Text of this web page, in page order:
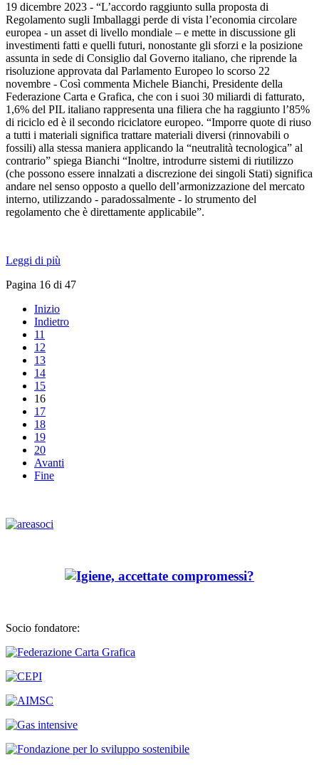
19 dicembre 2023 - “L’accordo raggiunto sulla proposta di
Regolamento sugli Imballaggi perde di vista l’economia circolare
europea - un asset di livello mondiale – e mette in discussione gli
investimenti fatti e quelli futuri, nonostante gli sforzi e la posizione
assunta in sede di Consiglio dal Governo italiano, che riprende la
risoluzione approvata dal Parlamento Europeo lo scorso 22
novembre - Così commenta Michele Bianchi, Presidente della
Federazione Carta e Grafica, che con i suoi 30 miliardi di fatturato,
1,6% del PIL italiano rappresenta una filiera che ha raggiunto l’85%
di riciclo ed è il secondo riciclatore europeo. “Imporre quote di riuso
a tutti i materiali significa trattare materiali diversi (rinnovabili o
fossili) alla stessa maniera applicando la “neutralità tecnologica” al
contrario” spiega Bianchi “Inoltre, introdurre sistemi di riutilizzo
(che possono essere innalzati a discrezione dei singoli Stati) significa
andare nel senso opposto a quello dell’armonizzazione del mercato
interno, utilizzando - paradossalmente - lo strumento del
regolamento che è direttamente applicabile”.
Leggi di più
Pagina 16 di 47
Inizio
Indietro
11
12
13
14
15
16
17
18
19
20
Avanti
Fine
Socio fondatore: